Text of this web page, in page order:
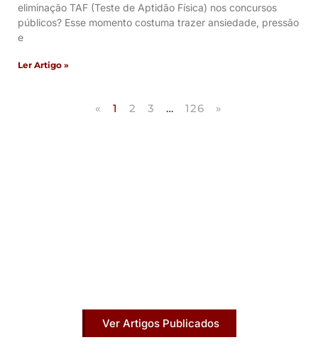
eliminação TAF (Teste de Aptidão Física) nos concursos
públicos? Esse momento costuma trazer ansiedade, pressão
e
Ler Artigo »
« 1 2 3 … 126 »
Ver Artigos Publicados